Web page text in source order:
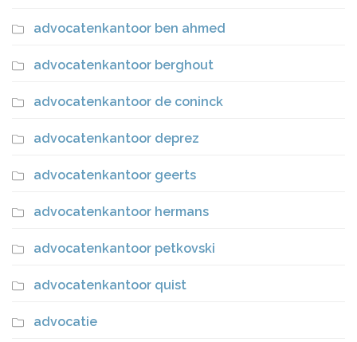
advocatenkantoor ben ahmed
advocatenkantoor berghout
advocatenkantoor de coninck
advocatenkantoor deprez
advocatenkantoor geerts
advocatenkantoor hermans
advocatenkantoor petkovski
advocatenkantoor quist
advocatie